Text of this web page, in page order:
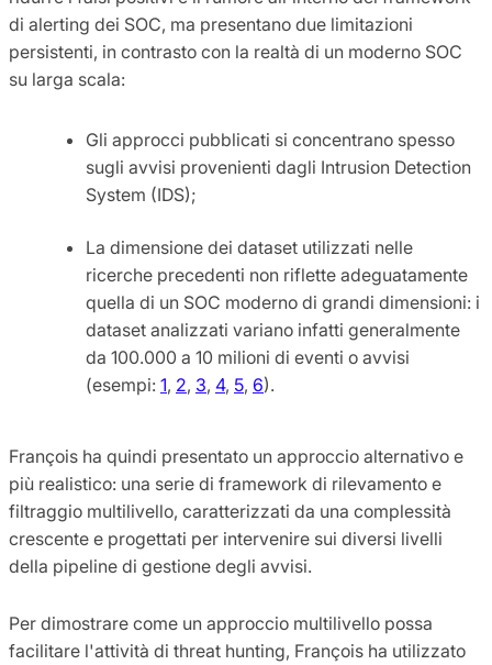
di alerting dei SOC, ma presentano due limitazioni
persistenti, in contrasto con la realtà di un moderno SOC
su larga scala:
Gli approcci pubblicati si concentrano spesso
sugli avvisi provenienti dagli Intrusion Detection
System (IDS);
La dimensione dei dataset utilizzati nelle
ricerche precedenti non riflette adeguatamente
quella di un SOC moderno di grandi dimensioni: i
dataset analizzati variano infatti generalmente
da 100.000 a 10 milioni di eventi o avvisi
(esempi: 1, 2, 3, 4, 5, 6).
François ha quindi presentato un approccio alternativo e
più realistico: una serie di framework di rilevamento e
filtraggio multilivello, caratterizzati da una complessità
crescente e progettati per intervenire sui diversi livelli
della pipeline di gestione degli avvisi.
Per dimostrare come un approccio multilivello possa
facilitare l'attività di threat hunting, François ha utilizzato